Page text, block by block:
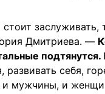
Дмитриева. —
подтянутся.
развивать себя,
и мужчины, и